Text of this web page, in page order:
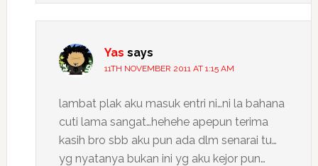
Yas says
11TH NOVEMBER 2011 AT 1:15 AM
lambat plak aku masuk entri ni…ni la bahana
cuti lama sangat…hehehe apepun terima
kasih bro sbb aku pun ada dlm senarai tu…
yg nyatanya bukan ini yg aku kejor pun…